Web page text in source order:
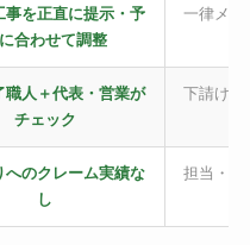
事を正直に提示・予
合わせて調整
一律メニ
職人＋代表・営業が
チェック
下請け任
へのクレーム実績な
し
担当・下